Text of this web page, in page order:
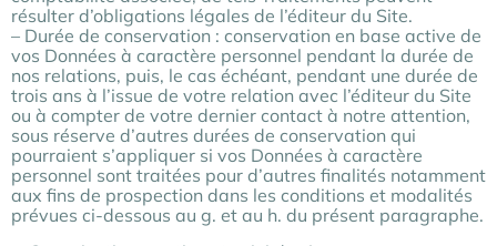
résulter d’obligations légales de l’éditeur du Site.
– Durée de conservation : conservation en base active de
vos Données à caractère personnel pendant la durée de
nos relations, puis, le cas échéant, pendant une durée de
trois ans à l’issue de votre relation avec l’éditeur du Site
ou à compter de votre dernier contact à notre attention,
sous réserve d’autres durées de conservation qui
pourraient s’appliquer si vos Données à caractère
personnel sont traitées pour d’autres finalités notamment
aux fins de prospection dans les conditions et modalités
prévues ci-dessous au g. et au h. du présent paragraphe.